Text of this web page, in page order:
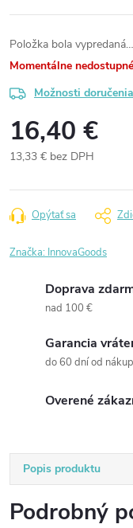
Položka bola vypredaná…
Momentálne nedostupné
Možnosti doručenia
16,40 €
13,33 € bez DPH
cena:
Opýtať sa
Značka: InnovaGoods
Doprava
nad 100 €
Garancia
do 60 dní od
Overené
Popis produktu
Podrobný